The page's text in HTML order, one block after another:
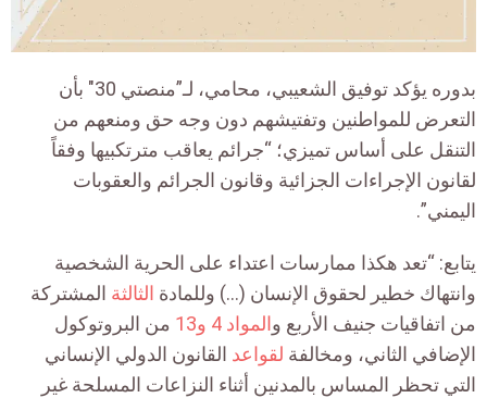
بدوره يؤكد توفيق الشعيبي، محامي، لـ”منصتي 30″ بأن
التعرض للمواطنين وتفتيشهم دون وجه حق ومنعهم من
التنقل على أساس تميزي؛ “جرائم يعاقب مترتكبيها وفقاً
لقانون الإجراءات الجزائية وقانون الجرائم والعقوبات
اليمني”.
يتابع: “تعد هكذا ممارسات اعتداء على الحرية الشخصية
وانتهاك خطير لحقوق الإنسان (…) وللمادة الثالثة المشتركة
من اتفاقيات جنيف الأربع والمواد 4 و13
من البروتوكول
الإضافي الثاني، ومخالفة لقواعد القانون الدولي الإنساني
التي تحظر المساس بالمدنين أثناء النزاعات المسلحة غير